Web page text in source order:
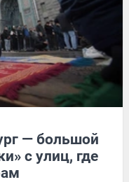
— большой
с улиц, где